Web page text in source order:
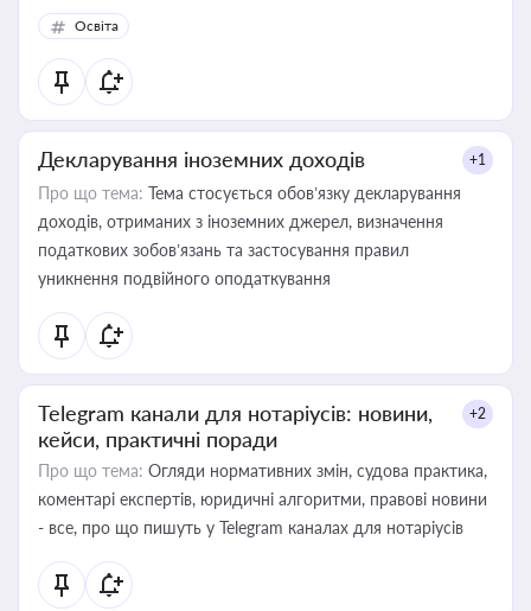
Освіта
Декларування іноземних доходів +1
Про що тема: Тема стосується обов’язку декларування
доходів, отриманих з іноземних джерел, визначення
податкових зобов’язань та застосування правил
уникнення подвійного оподаткування
Telegram канали для нотаріусів: новини,
кейси, практичні поради
+2
Про що тема: Огляди нормативних змін, судова практика,
коментарі експертів, юридичні алгоритми, правові новини
- все, про що пишуть у Telegram каналах для нотаріусів